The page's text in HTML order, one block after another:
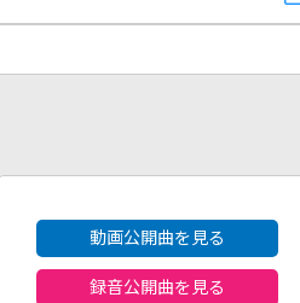
動画公開曲を見る
録音公開曲を見る